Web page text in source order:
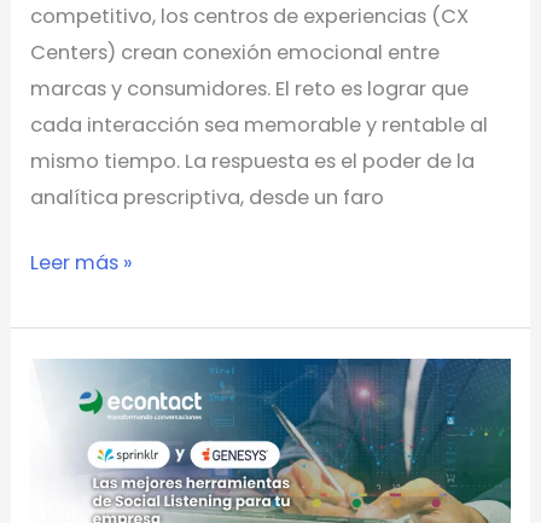
competitivo, los centros de experiencias (CX
Centers) crean conexión emocional entre
marcas y consumidores. El reto es lograr que
cada interacción sea memorable y rentable al
mismo tiempo. La respuesta es el poder de la
analítica prescriptiva, desde un faro
experiencias
Leer más »
mejores
herramientas